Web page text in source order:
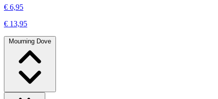
€ 6,95
€ 13,95
Mourning Dove